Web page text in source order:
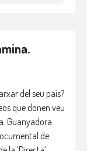
del seu país?
que donen veu
Guanyadora
de